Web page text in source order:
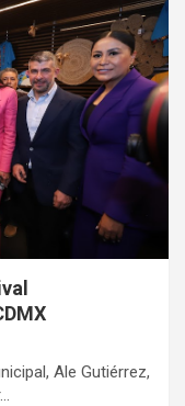
Ale Gutiérrez,